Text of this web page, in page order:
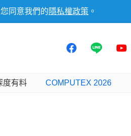
同意我們的 隱私權政策 。
度有料 COMPUTEX 2026